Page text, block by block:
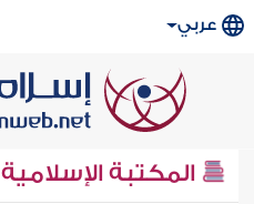
عربي
المكتبة الإسلامية